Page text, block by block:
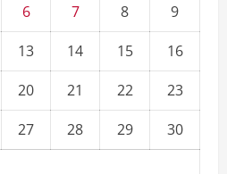
6 7 8
9
13 14 15
16
20 21 22
23
27 28 29
30